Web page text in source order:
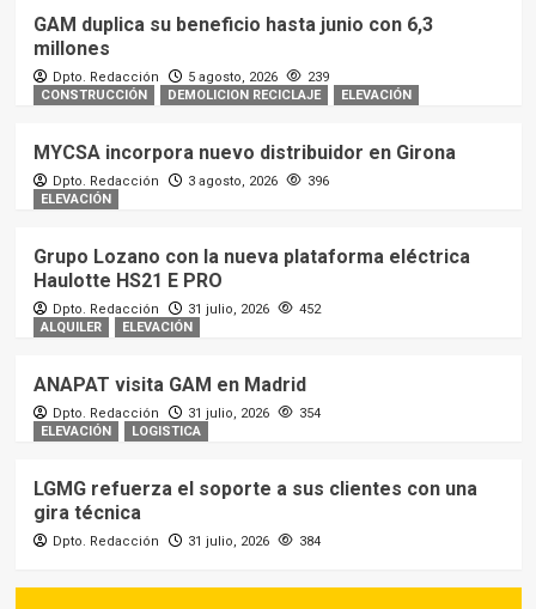
GAM duplica su beneficio hasta junio con 6,3
millones
Dpto. Redacción 5 agosto, 2026
239
CONSTRUCCIÓN
DEMOLICION RECICLAJE ELEVACIÓN
MYCSA incorpora nuevo distribuidor en Girona
Dpto. Redacción 3 agosto, 2026
396
ELEVACIÓN
Grupo Lozano con la nueva plataforma eléctrica
Haulotte HS21 E PRO
Dpto. Redacción 31 julio, 2026
452
ALQUILER
ELEVACIÓN
ANAPAT visita GAM en Madrid
Dpto. Redacción 31 julio, 2026
354
ELEVACIÓN
LOGISTICA
LGMG refuerza el soporte a sus clientes con una
gira técnica
Dpto. Redacción 31 julio, 2026 384